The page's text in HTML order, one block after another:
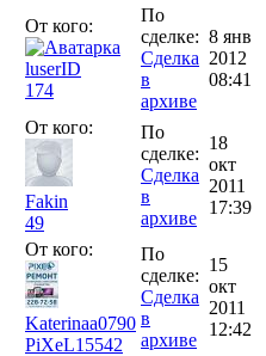
От кого:
luserID
174
По
сделке:
Сделка
в
архиве
8 янв
2012
08:41
От кого:
Fakin
49
По
сделке:
Сделка
в
архиве
18
окт
2011
17:39
От кого:
Katerinaa0790
PiXeL15542
По
сделке:
Сделка
в
архиве
15
окт
2011
12:42